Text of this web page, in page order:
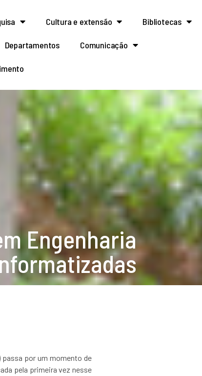
Cultura e extensão Bibliotecas
Departamentos Comunicação
Engenharia
passa por um momento de
pela primeira vez nesse